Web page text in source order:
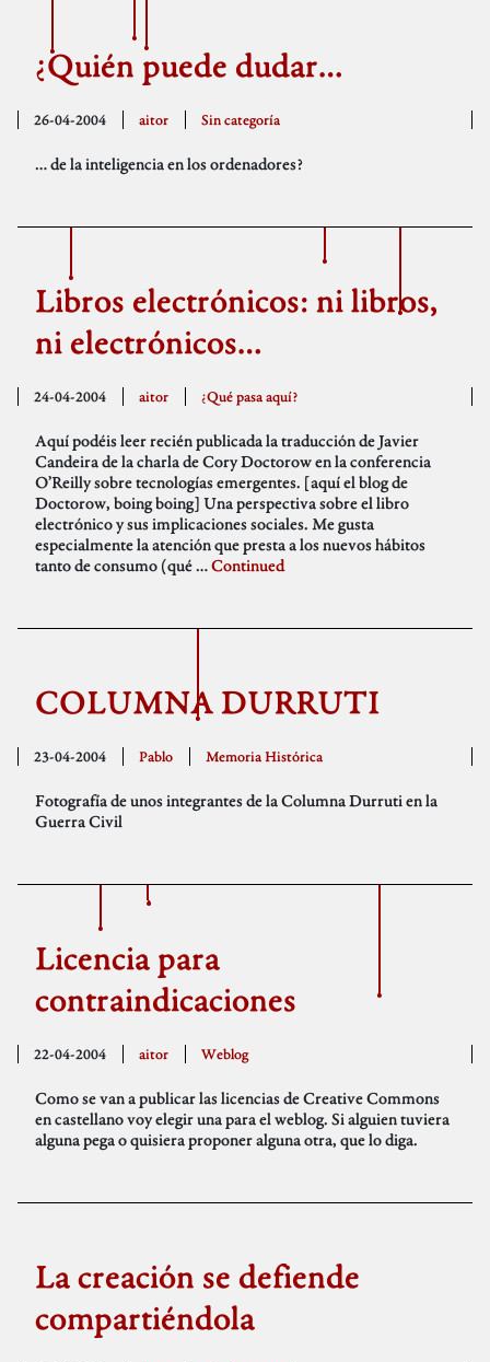
¿Quién puede dudar…
26-04-2004 aitor Sin categoría
… de la inteligencia en los ordenadores?
Libros electrónicos: ni libros,
ni electrónicos…
24-04-2004 aitor ¿Qué pasa aquí?
Aquí podéis leer recién publicada la traducción de Javier
Candeira de la charla de Cory Doctorow en la conferencia
O’Reilly sobre tecnologías emergentes. [aquí el blog de
Doctorow, boing boing] Una perspectiva sobre el libro
electrónico y sus implicaciones sociales. Me gusta
especialmente la atención que presta a los nuevos hábitos
tanto de consumo (qué …Continued
COLUMNA DURRUTI
23-04-2004 Pablo Memoria Histórica
Fotografía de unos integrantes de la Columna Durruti en la
Guerra Civil
Licencia para
contraindicaciones
22-04-2004 aitor Weblog
Como se van a publicar las licencias de Creative Commons
en castellano voy elegir una para el weblog. Si alguien tuviera
alguna pega o quisiera proponer alguna otra, que lo diga.
La creación se defiende
compartiéndola